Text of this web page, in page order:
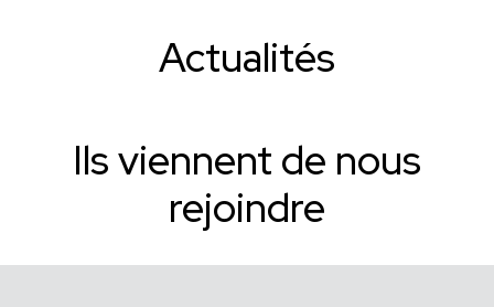
Actualités
Ils viennent de nous
rejoindre